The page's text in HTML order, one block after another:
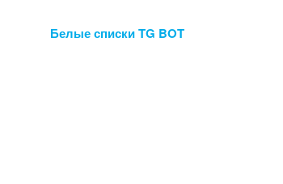
Белые списки TG BOT